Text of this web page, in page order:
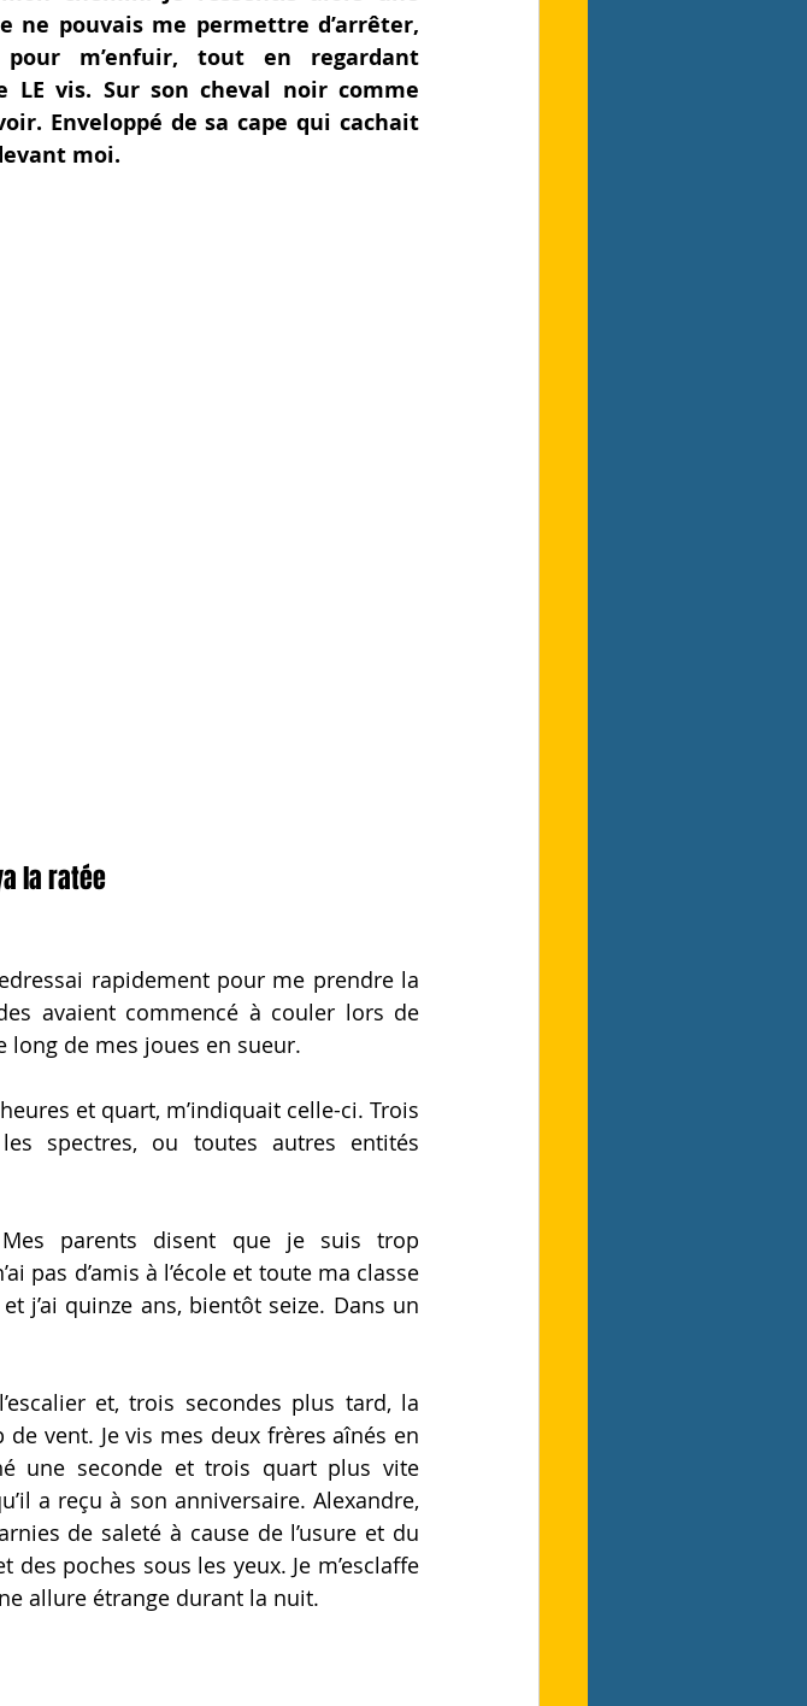
ne pouvais me permettre d’arrêter,
pour m’enfuir, tout en regardant
LE vis. Sur son cheval noir comme
Enveloppé de sa cape qui cachait
moi.
la ratée
ai rapidement pour me prendre la
avaient commencé à couler lors de
long de mes joues en sueur.
et quart, m’indiquait celle-ci. Trois
spectres, ou toutes autres entités
parents disent que je suis trop
pas d’amis à l’école et toute ma classe
j’ai quinze ans, bientôt seize. Dans un
et, trois secondes plus tard, la
vent. Je vis mes deux frères aînés en
une seconde et trois quart plus vite
a reçu à son anniversaire. Alexandre,
es de saleté à cause de l’usure et du
poches sous les yeux. Je m’esclaffe
allure étrange durant la nuit.